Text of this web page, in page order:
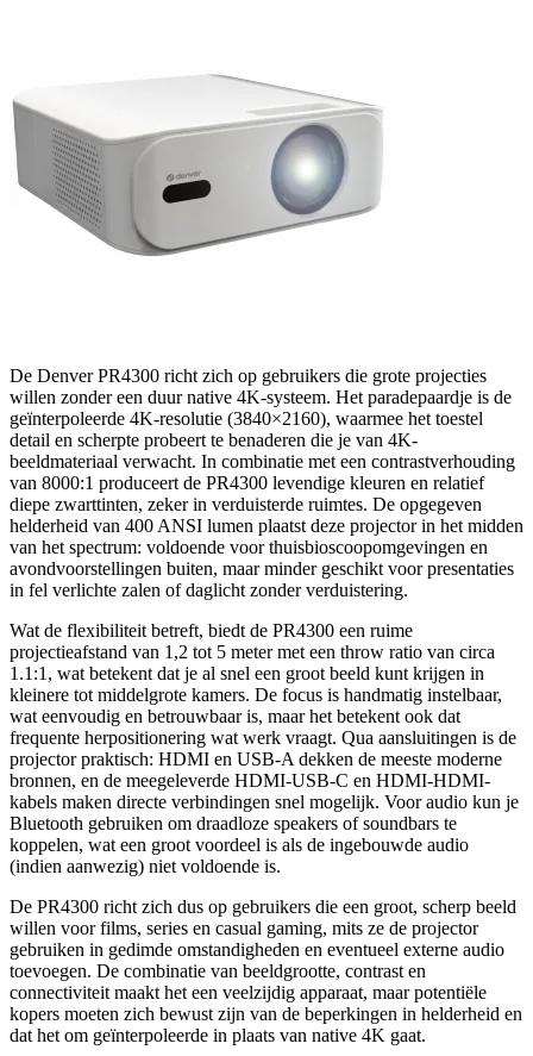
De Denver PR4300 richt zich op gebruikers die grote projecties
willen zonder een duur native 4K-systeem. Het paradepaardje is de
geïnterpoleerde 4K-resolutie (3840×2160), waarmee het toestel
detail en scherpte probeert te benaderen die je van 4K-
beeldmateriaal verwacht. In combinatie met een contrastverhouding
van 8000:1 produceert de PR4300 levendige kleuren en relatief
diepe zwarttinten, zeker in verduisterde ruimtes. De opgegeven
helderheid van 400 ANSI lumen plaatst deze projector in het midden
van het spectrum: voldoende voor thuisbioscoopomgevingen en
avondvoorstellingen buiten, maar minder geschikt voor presentaties
in fel verlichte zalen of daglicht zonder verduistering.
Wat de flexibiliteit betreft, biedt de PR4300 een ruime
projectieafstand van 1,2 tot 5 meter met een throw ratio van circa
1.1:1, wat betekent dat je al snel een groot beeld kunt krijgen in
kleinere tot middelgrote kamers. De focus is handmatig instelbaar,
wat eenvoudig en betrouwbaar is, maar het betekent ook dat
frequente herpositionering wat werk vraagt. Qua aansluitingen is de
projector praktisch: HDMI en USB-A dekken de meeste moderne
bronnen, en de meegeleverde HDMI-USB-C en HDMI-HDMI-
kabels maken directe verbindingen snel mogelijk. Voor audio kun je
Bluetooth gebruiken om draadloze speakers of soundbars te
koppelen, wat een groot voordeel is als de ingebouwde audio
(indien aanwezig) niet voldoende is.
De PR4300 richt zich dus op gebruikers die een groot, scherp beeld
willen voor films, series en casual gaming, mits ze de projector
gebruiken in gedimde omstandigheden en eventueel externe audio
toevoegen. De combinatie van beeldgrootte, contrast en
connectiviteit maakt het een veelzijdig apparaat, maar potentiële
kopers moeten zich bewust zijn van de beperkingen in helderheid en
dat het om geïnterpoleerde in plaats van native 4K gaat.